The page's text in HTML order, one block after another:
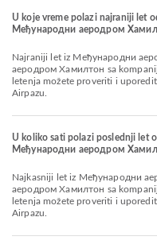
U koje vreme polazi najraniji let
Међународни аеродром
Najraniji let iz Међународни аеродром Ванкувер za Међународни
аеродром Хамилтон sa
letenja možete proveriti i
Airpazu.
U koliko sati polazi poslednji let
Међународни аеродром
Najkasniji let iz Међународни аеродром Ванкувер za Међународни
аеродром Хамилтон sa
letenja možete proveriti i
Airpazu.